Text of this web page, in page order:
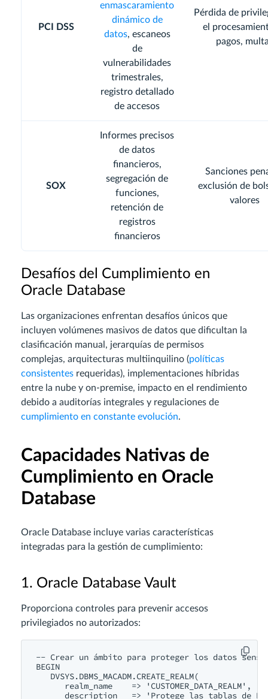
PCI DSS
enmascaramiento
dinámico de
datos, escaneos
de
vulnerabilidades
trimestrales,
registro detallado
de accesos
Pérdida de
el
pagos,
SOX
Informes precisos
de datos
financieros,
segregación de
funciones,
retención de
registros
financieros
Sanciones
exclusión de
valores
Desafíos del Cumplimiento en
Oracle Database
Las organizaciones enfrentan desafíos únicos que
incluyen volúmenes masivos de datos que dificultan la
clasificación manual, jerarquías de permisos
complejas, arquitecturas multiinquilino (políticas
consistentes requeridas), implementaciones híbridas
entre la nube y on-premise, impacto en el rendimiento
debido a auditorías integrales y regulaciones de
cumplimiento en constante evolución.
Capacidades Nativas de
Cumplimiento en Oracle
Database
Oracle Database incluye varias características
integradas para la gestión de cumplimiento:
1. Oracle Database Vault
Proporciona controles para prevenir accesos
privilegiados no autorizados:
-- Crear un ámbito para proteger los datos
BEGIN
   DVSYS.DBMS_MACADM.CREATE_REALM(
      realm_name    => 'CUSTOMER_DATA_REALM',
description   => 'Protege las tablas de